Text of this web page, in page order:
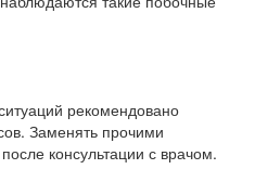
рекомендовано
Заменять прочими
консультации с врачом.